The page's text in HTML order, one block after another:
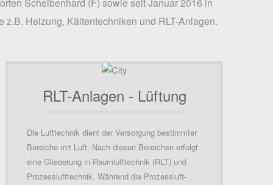
Heizung, Kältentechniken und RLT-Anlagen.
RLT-Anlagen - Lüftung
Die Lufttechnik dient der Versorgung bestimmter
Bereiche mit Luft. Nach diesen Bereichen erfolgt
eine Gliederung in Raumlufttechnik (RLT) und
Prozesslufttechnik. Während die Prozessluft-